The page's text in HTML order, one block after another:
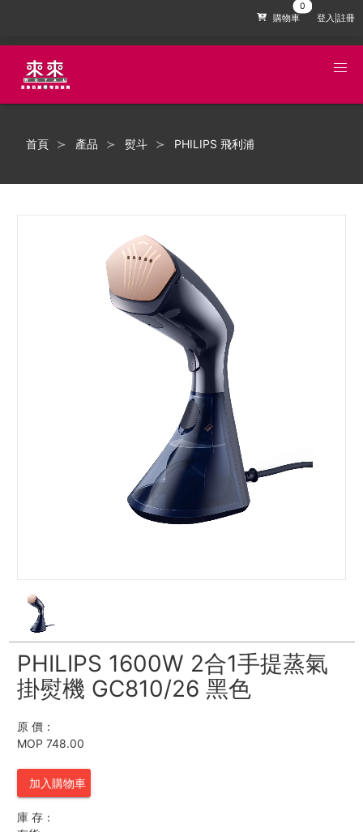
購物車 登入|註冊
首頁 產品 熨斗 PHILIPS 飛利浦
PHILIPS 1600W 2合1手提蒸氣
掛熨機 GC810/26 黑色
原 價：
MOP 748.00
加入購物車
庫 存：